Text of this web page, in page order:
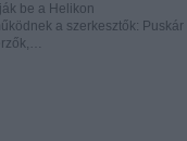
be a Helikon
a szerkesztők: Puskár